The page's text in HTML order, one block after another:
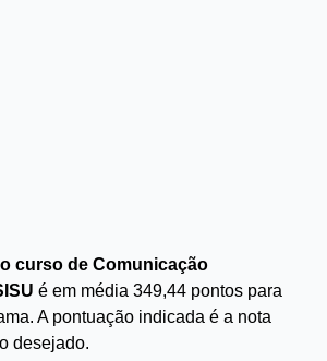
curso de Comunicação
é em média 349,44 pontos para
A pontuação indicada é a nota
desejado.